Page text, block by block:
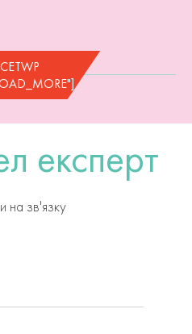
експерт
на зв'язку